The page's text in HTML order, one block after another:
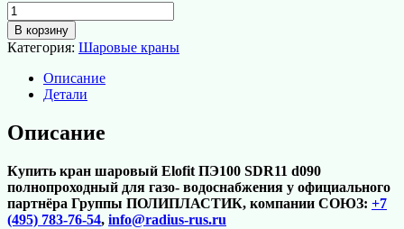
Количество
товара
Кран
шаровой
ПЭ100
SDR11
Elofit
(Италия)
В корзину
Категория: Шаровые краны
Описание
Детали
Описание
Купить кран шаровый Elofit ПЭ100 SDR11 d090
полнопроходный для газо- водоснабжения у официального
партнёра Группы ПОЛИПЛАСТИК, компании СОЮЗ: +7
(495) 783-76-54, info@radius-rus.ru